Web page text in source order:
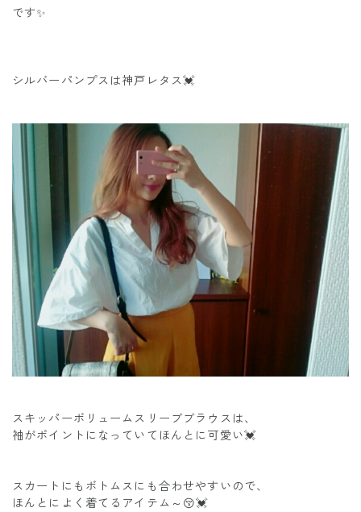
です✨
シルバーパンプスは神戸レタス💓
スキッパーボリュームスリーブブラウスは、
袖がポイントになっていてほんとに可愛い💓
スカートにもボトムスにも合わせやすいので、
ほんとによく着てるアイテム～😚💓